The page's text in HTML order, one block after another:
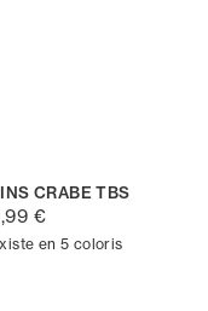
CRABE TBS
€
en 5 coloris